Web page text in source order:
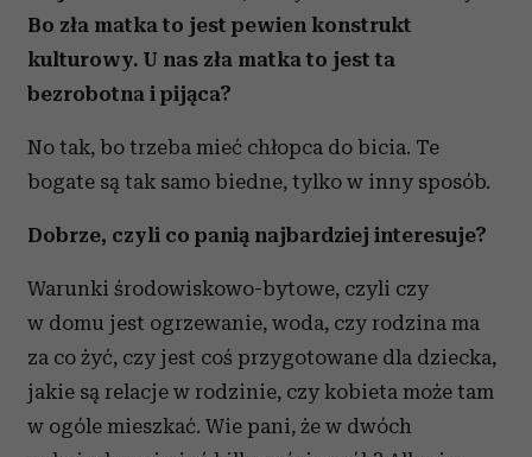
Partnerzy mogą połączyć te informacje z innymi danymi
otrzymanymi od Ciebie lub uzyskanymi podczas
korzystania z ich usług.
Bo zła matka to jest pewien konstrukt
kulturowy. U nas zła matka to jest ta
bezrobotna i pijąca?
No tak, bo trzeba mieć chłopca do bicia. Te
bogate są tak samo biedne, tylko w inny sposób.
Dobrze, czyli co panią najbardziej interesuje?
Warunki środowiskowo-bytowe, czyli czy
w domu jest ogrzewanie, woda, czy rodzina ma
za co żyć, czy jest coś przygotowane dla dziecka,
jakie są relacje w rodzinie, czy kobieta może tam
w ogóle mieszkać. Wie pani, że w dwóch